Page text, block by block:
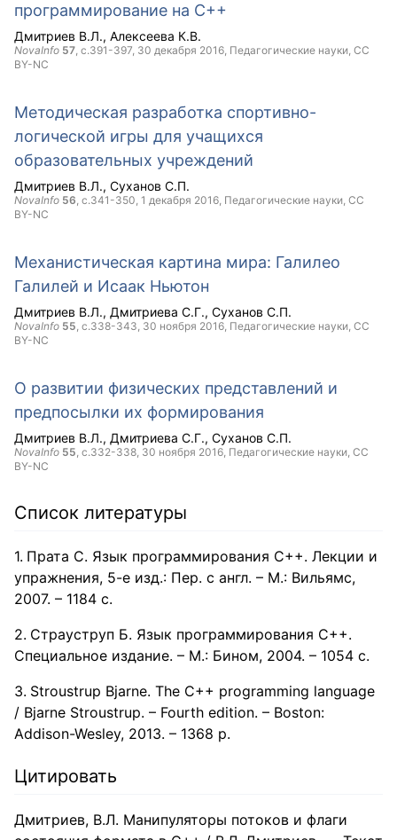
программирование на C++
Дмитриев В.Л. Алексеева К.В.
NovaInfo 57, с.391-397, 30 декабря 2016, Педагогические науки, CC
BY-NC
Методическая разработка спортивно-
логической игры для учащихся
образовательных учреждений
Дмитриев В.Л. Суханов С.П.
NovaInfo 56, с.341-350, 1 декабря 2016, Педагогические науки, CC
BY-NC
Механистическая картина мира: Галилео
Галилей и Исаак Ньютон
Дмитриев В.Л. Дмитриева С.Г. Суханов С.П.
NovaInfo 55, с.338-343, 30 ноября 2016, Педагогические науки, CC
BY-NC
О развитии физических представлений и
предпосылки их формирования
Дмитриев В.Л. Дмитриева С.Г. Суханов С.П.
NovaInfo 55, с.332-338, 30 ноября 2016, Педагогические науки, CC
BY-NC
Список литературы
Прата С. Язык программирования С++. Лекции и
упражнения, 5-е изд.: Пер. с англ. – М.: Вильямс,
2007. – 1184 с.
Страуструп Б. Язык программирования С++.
Специальное издание. – М.: Бином, 2004. – 1054 с.
Stroustrup Bjarne. The C++ programming language
/ Bjarne Stroustrup. – Fourth edition. – Boston:
Addison-Wesley, 2013. – 1368 p.
Цитировать
Дмитриев, В.Л. Манипуляторы потоков и флаги